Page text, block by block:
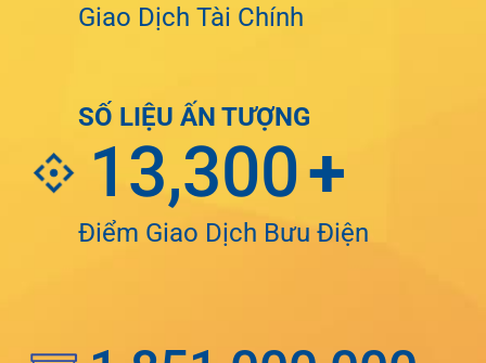
Giao Dịch Tài Chính
SỐ LIỆU ẤN TƯỢNG
13,300+
Điểm Giao Dịch Bưu Điện